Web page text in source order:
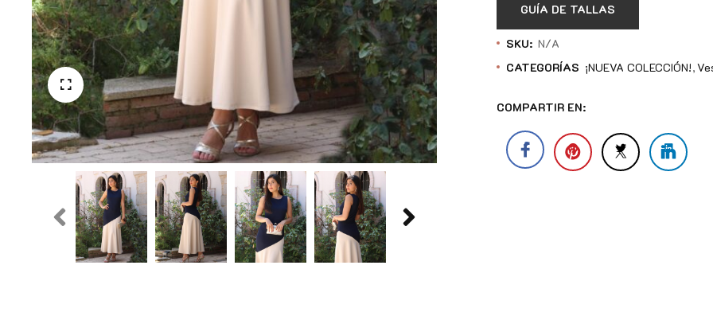
GUÍA DE TALLAS
SKU: N/A
CATEGORÍAS ¡NUEVA COLECCIÓN!
COMPARTIR EN: